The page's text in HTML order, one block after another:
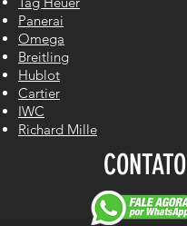
Panerai
Omega
Breitling
Hublot
Cartier
IWC
Richard Mille
CONTATO